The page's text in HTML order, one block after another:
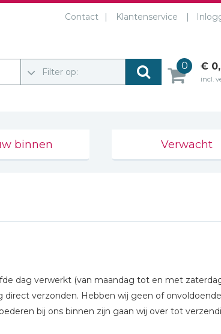
Contact Klantenservice
Filter op:
0 €
incl.
binnen Verwacht
dag verwerkt (van maandag tot en met
verzonden. Hebben wij geen of
bij ons binnen zijn gaan wij over tot